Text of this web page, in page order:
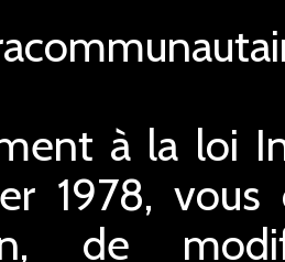
à la loi
1978,
de